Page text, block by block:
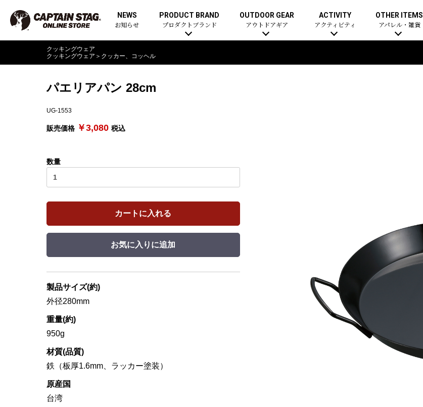
NEWS
お知らせ
PRODUCT BRAND
プロダクトブランド
OUTDOOR GEAR
アウトドアギア
ACTIVITY
アクティビティ
OTHER ITEMS
アパレル・雑貨
クッキングウェア
クッキングウェア ＞ クッカー、コッヘル
パエリアパン 28cm
UG-1553
販売価格 ￥3,080 税込
数量
カートに入れる
お気に入りに追加
製品サイズ(約)
外径280mm
重量(約)
950g
材質(品質)
鉄（板厚1.6mm、ラッカー塗装）
原産国
台湾